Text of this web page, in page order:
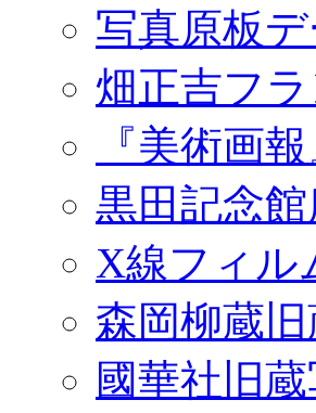
写真原板
畑正吉フ
『美術画
黒田記念
X線フィル
森岡柳蔵
國華社旧